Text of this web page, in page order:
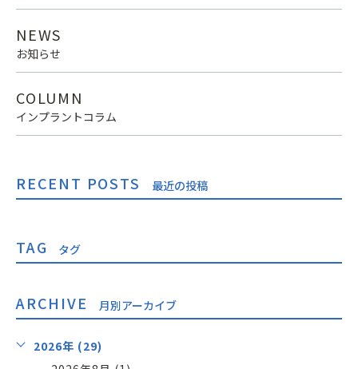
NEWS
お知らせ
COLUMN
インプラントコラム
RECENT POSTS 最近の投稿
TAG タグ
ARCHIVE 月別アーカイブ
2026年 (29)